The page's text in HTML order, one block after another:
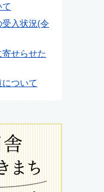
入状況(令
せらせた
ついて